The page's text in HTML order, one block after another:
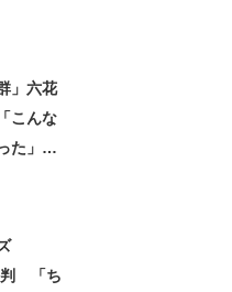
」六花
こんな
た」
判 「ち